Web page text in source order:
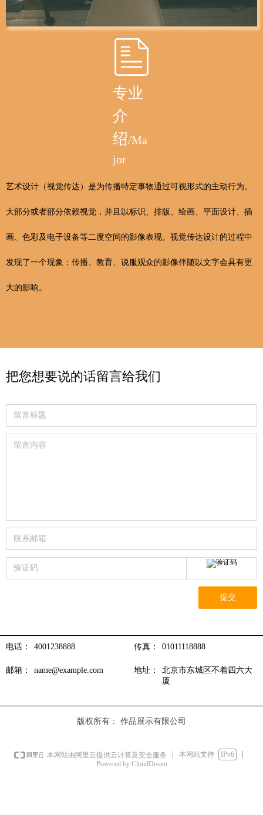
艺术设计（视觉传达）是为传播特定事物通过可视形式的主动行为。
大部分或者部分依赖视觉，并且以标识、排版、绘画、平面设计、插
画、色彩及电子设备等二度空间的影像表现。视觉传达设计的过程中
发现了一个现象：传播、教育、说服观众的影像伴随以文字会具有更
大的影响。
专业
介
绍/Ma
jor
提交
把您想要说的话留言给我们
版权所有： 作品展示有限公司
电话： 4001238888 传真： 01011118888
邮箱： name@example.com 地址：
北京市东城区不着四六大
厦
本网站由阿里云提供云计算及安全服务 本网站支持
IPv6
Powered by CloudDream